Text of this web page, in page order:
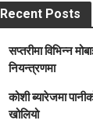
Recent Posts
सप्तरीमा विभिन्न
नियन्त्रणमा
कोशी ब्यारेजमा
खोलियो